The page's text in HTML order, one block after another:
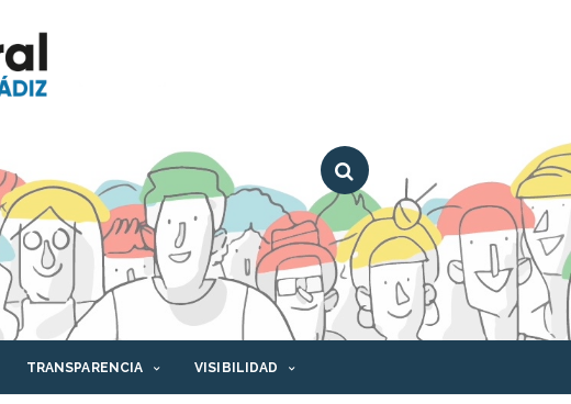
TRANSPARENCIA VISIBILIDAD